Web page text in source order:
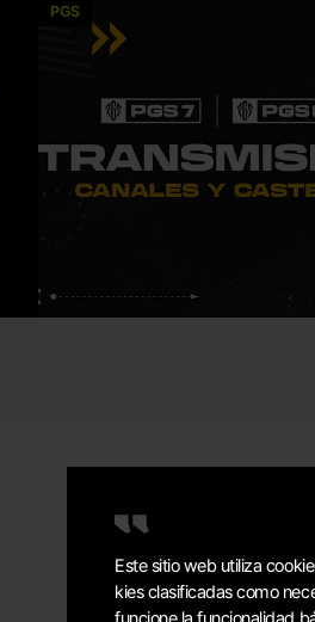
PGS
Este sitio web utiliza
kies clasificadas como